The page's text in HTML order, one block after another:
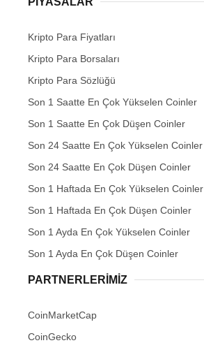
Kripto Para Fiyatları
Kripto Para Borsaları
Kripto Para Sözlüğü
Son 1 Saatte En Çok Yükselen Coinler
Son 1 Saatte En Çok Düşen Coinler
Son 24 Saatte En Çok Yükselen Coinler
Son 24 Saatte En Çok Düşen Coinler
Son 1 Haftada En Çok Yükselen Coinler
Son 1 Haftada En Çok Düşen Coinler
Son 1 Ayda En Çok Yükselen Coinler
Son 1 Ayda En Çok Düşen Coinler
PARTNERLERIMIZ
CoinMarketCap
CoinGecko